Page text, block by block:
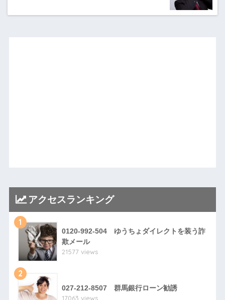
アクセスランキング
1
0120-992-504 ゆうちょダイレクトを装う詐
欺メール
21577 views
2
027-212-8507 群馬銀行ローン勧誘
17063 views